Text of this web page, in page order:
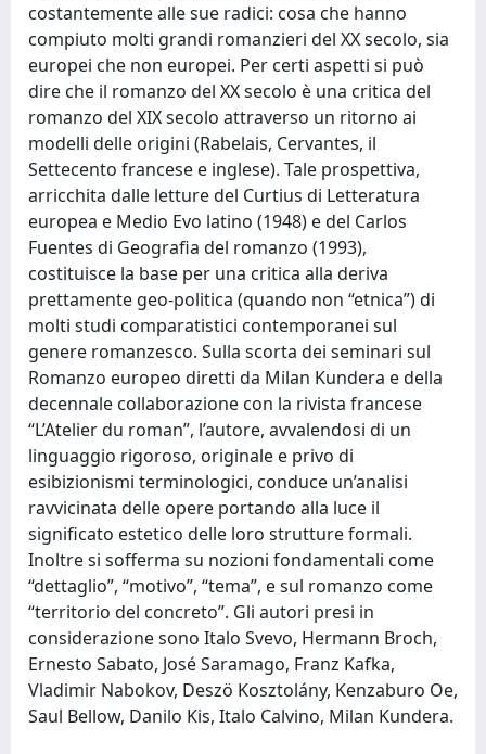
costantemente alle sue radici: cosa che hanno
compiuto molti grandi romanzieri del XX secolo, sia
europei che non europei. Per certi aspetti si può
dire che il romanzo del XX secolo è una critica del
romanzo del XIX secolo attraverso un ritorno ai
modelli delle origini (Rabelais, Cervantes, il
Settecento francese e inglese). Tale prospettiva,
arricchita dalle letture del Curtius di Letteratura
europea e Medio Evo latino (1948) e del Carlos
Fuentes di Geografia del romanzo (1993),
costituisce la base per una critica alla deriva
prettamente geo-politica (quando non “etnica”) di
molti studi comparatistici contemporanei sul
genere romanzesco. Sulla scorta dei seminari sul
Romanzo europeo diretti da Milan Kundera e della
decennale collaborazione con la rivista francese
“L’Atelier du roman”, l’autore, avvalendosi di un
linguaggio rigoroso, originale e privo di
esibizionismi terminologici, conduce un’analisi
ravvicinata delle opere portando alla luce il
significato estetico delle loro strutture formali.
Inoltre si sofferma su nozioni fondamentali come
“dettaglio”, “motivo”, “tema”, e sul romanzo come
“territorio del concreto”. Gli autori presi in
considerazione sono Italo Svevo, Hermann Broch,
Ernesto Sabato, José Saramago, Franz Kafka,
Vladimir Nabokov, Deszö Kosztolány, Kenzaburo Oe,
Saul Bellow, Danilo Kis, Italo Calvino, Milan Kundera.